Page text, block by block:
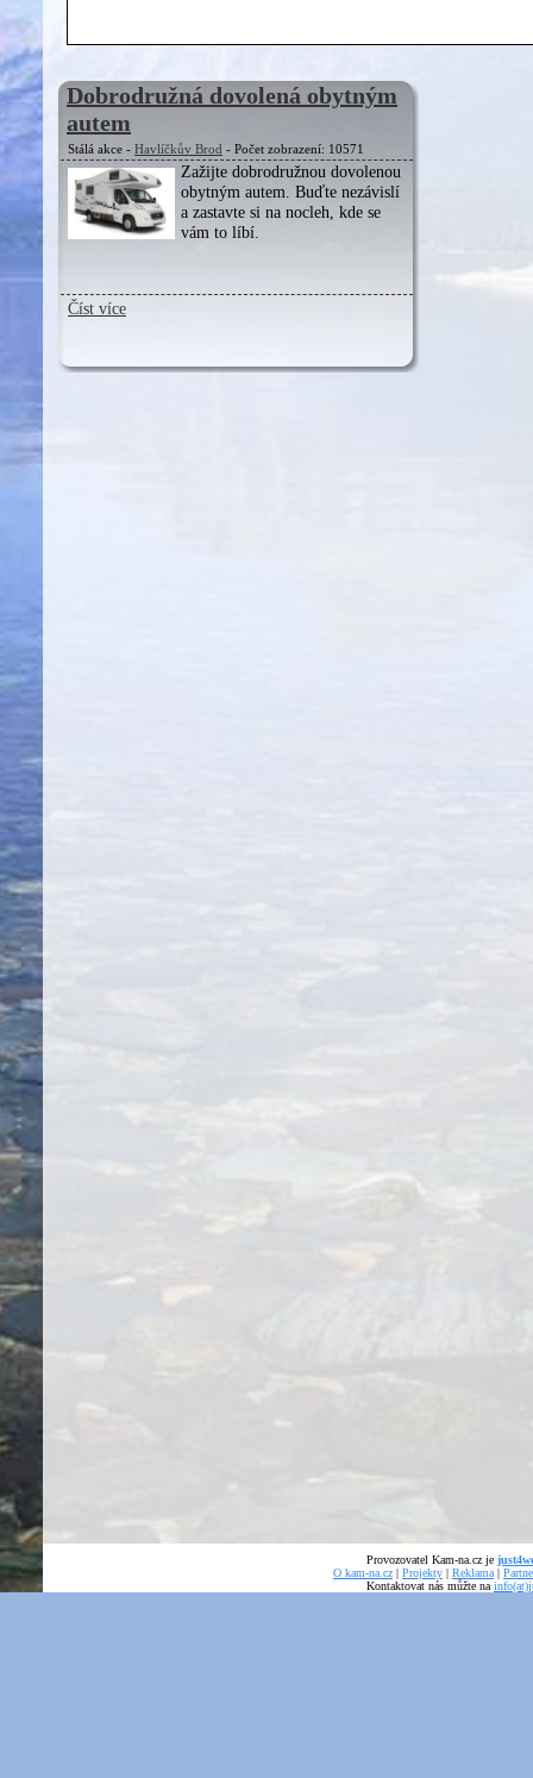
Dobrodružná dovolená obytným
autem
Stálá akce - Havlíčkův Brod - Počet zobrazení: 10571
Zažijte dobrodružnou dovolenou
obytným autem. Buďte nezávislí
a zastavte si na nocleh, kde se
vám to líbí.
Číst více
Provozovatel Kam-na.cz je
O kam-na.cz | Projekty | Reklama |
Kontaktovat nás můžte na